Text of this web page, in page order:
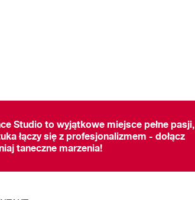
Studio to wyjątkowe miejsce pełne pasji,
łączy się z profesjonalizmem - dołącz
taneczne marzenia!